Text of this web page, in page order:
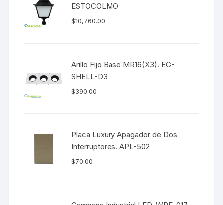
ESTOCOLMO
$10,760.00
Arillo Fijo Base MR16(X3). EG-
SHELL-D3
$390.00
Placa Luxury Apagador de Dos
Interruptores. APL-502
$70.00